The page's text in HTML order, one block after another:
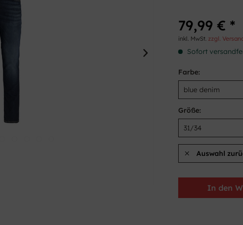
79,99 € *
inkl. MwSt.zzgl.
Sofort
Farbe:
Größe:
Auswahl
In den